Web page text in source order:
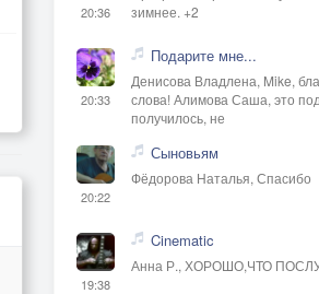
20:36
зимнее. +2
20:33
Подарите мне...
Денисова Владлена, Mike,
слова! Алимова Саша, это
получилось, не
20:22
Сыновьям
Фёдорова Наталья, Спасибо
19:38
Cinematic
Анна Р., ХОРОШО,ЧТО